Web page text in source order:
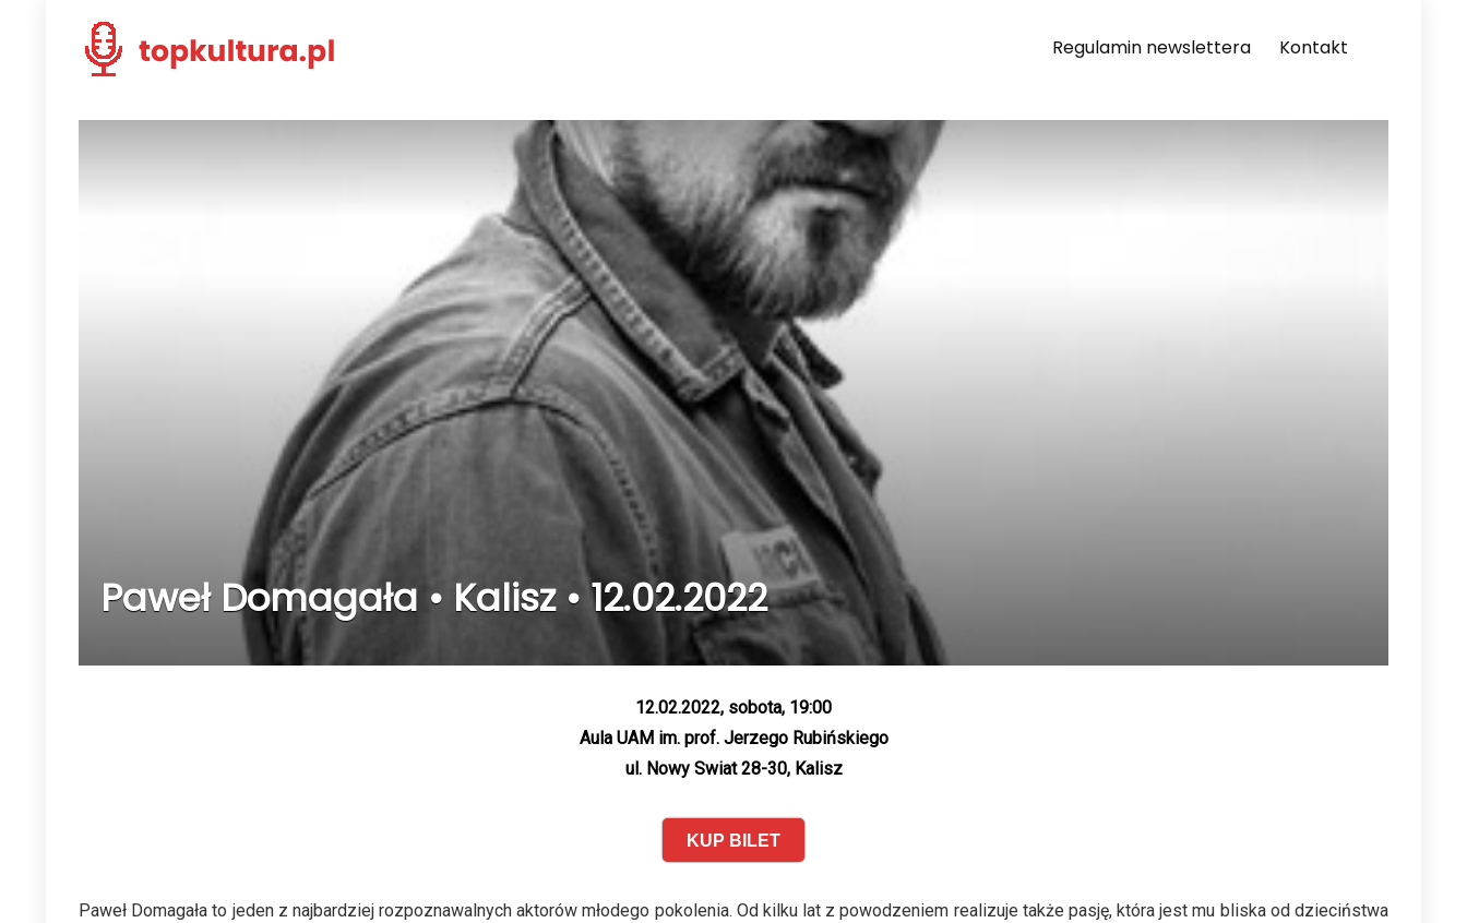
Regulamin newslettera Kontakt
Paweł Domagała • Kalisz • 12.02.2022
12.02.2022, sobota, 19:00
Aula UAM im. prof. Jerzego Rubińskiego
ul. Nowy Swiat 28-30, Kalisz
KUP BILET
Paweł Domagała to jeden z najbardziej rozpoznawalnych aktorów młodego pokolenia. Od kilku lat z powodzeniem realizuje także pasję, która jest mu bliska od dzieciństwa